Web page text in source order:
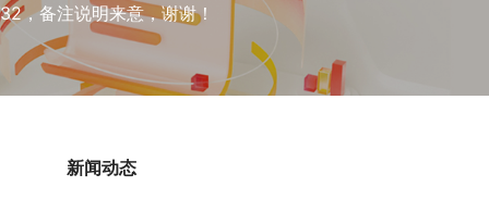
，备注说明来意，谢谢！
新闻动态